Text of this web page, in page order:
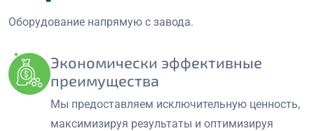
Оборудование напрямую с завода.
Экономически эффективные
преимущества
Мы предоставляем исключительную ценность,
максимизируя результаты и оптимизируя